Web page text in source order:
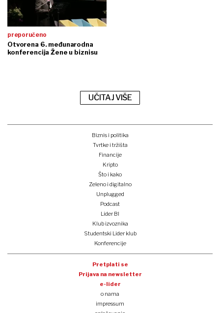
preporučeno
Otvorena 6. međunarodna
konferencija Žene u biznisu
UČITAJ VIŠE
Biznis i politika
Tvrtke i tržišta
Financije
Kripto
Što i kako
Zeleno i digitalno
Unplugged
Podcast
Lider BI
Klub izvoznika
Studentski Lider klub
Konferencije
Pretplati se
Prijava na newsletter
e-lider
o nama
impressum